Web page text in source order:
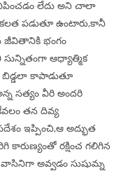
లేదు అని చాలా
పడుతూ ఉంటారు,కానీ
జీవితానికి భంగం
ఆధ్యాత్మిక
బిడ్డలా కాపాడుతూ
సత్యం వీరి అందరి
తన దివ్య
ఇప్పించి,ఆ అద్భుత
కారుణ్యంతో రక్షించ గలిగిన
వాసినిగా అవ్వడం సుషుమ్న